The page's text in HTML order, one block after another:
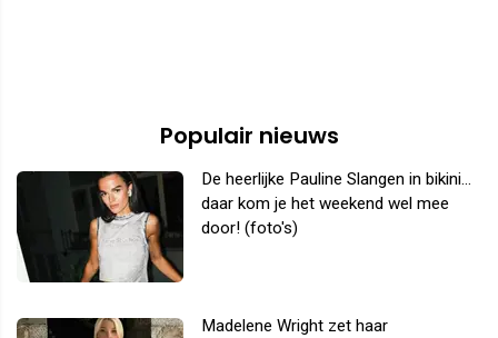
Populair nieuws
De heerlijke Pauline Slangen in bikini...
daar kom je het weekend wel mee
door! (foto's)
Madelene Wright zet haar